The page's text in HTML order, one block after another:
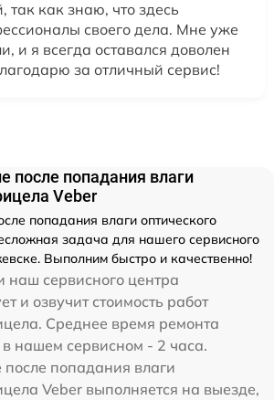
так как знаю, что здесь
своего дела. Мне уже
и я всегда оставался доволен
за отличный сервис!
после попадания влаги
Veber
попадания влаги оптического
задача для нашего сервисного
Выполним быстро и качественно!
наш сервисного центра
и озвучит стоимость работ
Среднее время ремонта
в нашем сервисном - 2 часа.
после попадания влаги
Veber выполняется на выезде,